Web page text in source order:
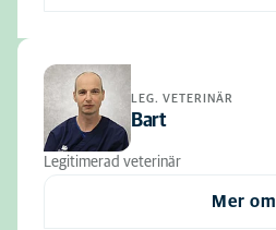
LEG. VETERINÄR
Bart
Legitimerad veterinär
Mer om